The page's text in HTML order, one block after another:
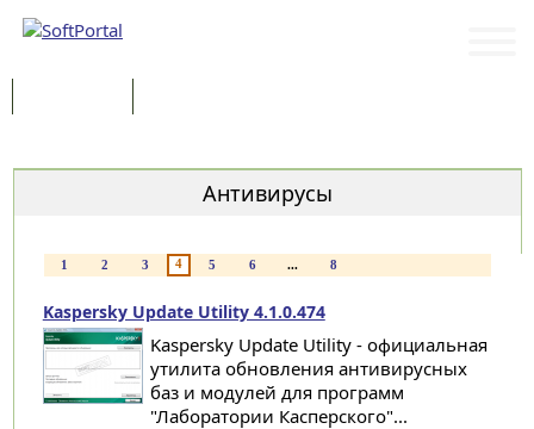
Антивирусы
1 2 3 4 5 6 ... 8
Kaspersky Update Utility 4.1.0.474
Kaspersky Update Utility - официальная
утилита обновления антивирусных
баз и модулей для программ
"Лаборатории Касперского"...